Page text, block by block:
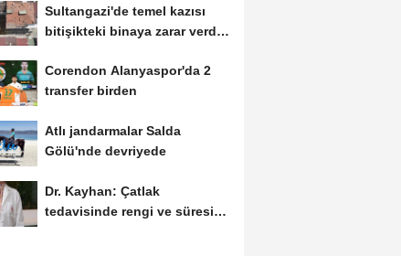
Sultangazi'de temel kazısı
bitişikteki binaya zarar verdi;
Corendon Alanyaspor'da 2
transfer birden
Atlı jandarmalar Salda
Gölü'nde devriyede
Dr. Kayhan: Çatlak
tedavisinde rengi ve süresi